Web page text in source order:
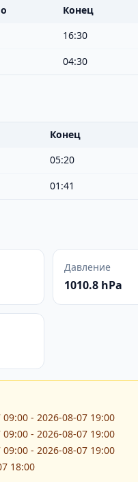
Конец
16:30
04:30
Конец
05:20
01:41
Давление
1010.8 hPa
- 2026-08-07 19:00
- 2026-08-07 19:00
- 2026-08-07 19:00
18:00